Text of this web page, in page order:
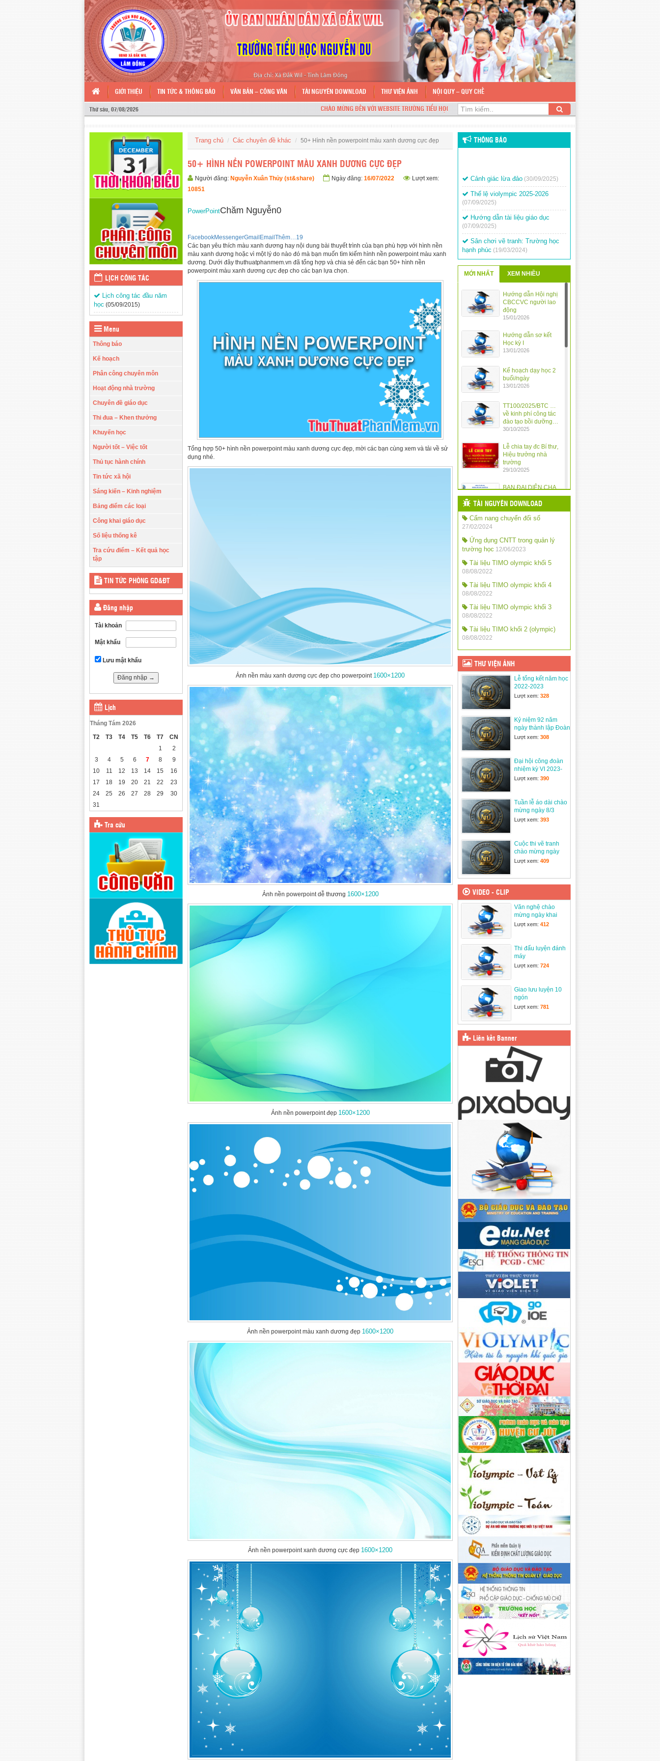
GIỚI THIỆU TIN TỨC & THÔNG BÁO VĂN BẢN – CÔNG VĂN TÀI NGUYÊN DOWNLOAD THƯ VIỆN ẢNH NỘI QUY – QUY CHẾ
Thứ sáu, 07/08/2026 CHÀO MỪNG ĐẾN VỚI WEBSITE TRƯỜNG TIỂU HỌC NGUYỄN DU
LỊCH CÔNG TÁC
Lịch công tác đầu năm
học (05/09/2015)
Menu
Thông báo
Kế hoạch
Phân công chuyên môn
Hoạt động nhà trường
Chuyên đề giáo dục
Thi đua – Khen thưởng
Khuyến học
Người tốt – Việc tốt
Thủ tục hành chính
Tin tức xã hội
Sáng kiến – Kinh nghiệm
Bảng điểm các loại
Công khai giáo dục
Số liệu thống kê
Tra cứu điểm – Kết quả học
tập
TIN TỨC PHÒNG GD&ĐT
Đăng nhập
Tài khoản
Mật khẩu
Lưu mật khẩu
Lịch
Tháng Tám 2026
T2
T3 T4 T5 T6 T7
CN
1
2
3
4 5 6 7 8
9
10
11 12 13 14 15
16
17
18 19 20 21 22
23
24
25 26 27 28 29
30
31
Tra cứu
Trang chủ Các chuyên đề khác 50+ Hình nền powerpoint màu xanh dương cực đẹp
50+ HÌNH NỀN POWERPOINT MÀU XANH DƯƠNG CỰC ĐẸP
Người đăng: Nguyễn Xuân Thủy (st&share) Ngày đăng: 16/07/2022
Lượt xem:
10851
PowerPointChăm Nguyễn0
FacebookMessengerGmailEmailThêm… 19
Các bạn yêu thích màu xanh dương hay nội dung bài thuyết trình của bạn phù hợp với hình nền
màu xanh dương hoặc vì một lý do nào đó mà bạn muốn tìm kiếm hình nền powerpoint màu xanh
dương. Dưới đây thuthuatphanmem.vn đã tổng hợp và chia sẻ đến các bạn 50+ hình nền
powerpoint màu xanh dương cực đẹp cho các bạn lựa chọn.
Tổng hợp 50+ hình nền powerpoint màu xanh dương cực đẹp, mời các bạn cùng xem và tải về sử
dụng nhé.
Ảnh nền màu xanh dương cực đẹp cho powerpoint 1600×1200
Ảnh nền powerpoint dễ thương 1600×1200
Ảnh nền powerpoint đẹp 1600×1200
Ảnh nền powerpoint màu xanh dương đẹp 1600×1200
Ảnh nền powerpoint xanh dương cực đẹp 1600×1200
THÔNG BÁO
Thể lệ violympic 2025-2026
(07/09/2025)
Hướng dẫn tài liệu giáo dục
(07/09/2025)
Sân chơi vẽ tranh: Trường học
hạnh phúc (19/03/2024)
Tập huấn sử dụng chữ ký số
Kế hoạch tổ chức ngày hội vui
Tổ chức Hội thi Olympic Tiếng
Việt – Toán Tuổi thơ cấp tiểu học
năm học 2023-2024
Tiếng Việt
(11/03/2024)
Cuộc thi vẽ tranh về Chiến thắng
Hội thi Giao lưu “Tiếng Việt của
chúng em”
(26/02/2024)
MỚI NHẤT XEM NHIỀU
Hướng dẫn Hội nghị
CBCCVC người lao
động
15/01/2026
Hướng dẫn sơ kết
Học kỳ I
13/01/2026
Kế hoạch dạy học 2
buổi/ngày
13/01/2026
TT100/2025/BTC …
về kinh phí công tác
đào tạo bồi dưỡng…
30/10/2025
Lễ chia tay đc Bí thư,
Hiệu trưởng nhà
trường
29/10/2025
BAN ĐẠI DIỆN CHA
MẸ HỌC SINH
TRƯỜNG TIỂU HỌC
NGUYỄN DU TRIỂN
KHAI KẾ HOẠCH HOẠT ĐỘNG NĂM
HỌC 2025 – 2026
Quy định chế độ trả
tiền lương dạy thêm
giờ đối với nhà giáo
dục công lập
24/09/2025
QĐ khen thưởng năm
mức độ chuyển đổi
số
23/09/2025
DỰ THẢO Nghị định
Quy định chính sách
tiền lương, chế độ
phụ cấp,…
31/07/2025
Trắc nghiệm Toán 5
19/07/2025
TRƯỜNG TIỂU HỌC
NGUYỄN DU ĐÓN
THIỆN NGUYỆN ĐẦY
Ý NGHĨA TỪ TRƯỜNG TIỂU HỌC LÊ
HOÀN – Q. Gò Vấp – TP. HCM
14/06/2025
Lễ tổng kết năm học
2024-2025
28/05/2025
Công Đoàn Viên Giỏi
3/2025
31/03/2025
Ngày Hội thiếu nhi
vui khỏe
24/03/2025
TÀI NGUYÊN DOWNLOAD
Cẩm nang chuyển đổi số
27/02/2024
Ứng dụng CNTT trong quản lý
trường học 12/06/2023
Tài liệu TIMO olympic khối 5
08/08/2022
Tài liệu TIMO olympic khối 4
08/08/2022
Tài liệu TIMO olympic khối 3
08/08/2022
Tài liệu TIMO khối 2 (olympic)
08/08/2022
THƯ VIỆN ẢNH
Lễ tổng kết năm học
2022-2023
Lượt xem: 328
Kỷ niệm 92 năm
ngày thành lập Đoàn
TNCSHCM
Lượt xem: 308
Đại hội công đoàn
nhiệm kỳ VI 2023-
2028
Lượt xem: 390
Tuần lễ áo dài chào
mừng ngày 8/3
Lượt xem: 393
Cuộc thi vẽ tranh
chào mừng ngày
thành lập Quân đội
Lượt xem: 409
VIDEO - CLIP
Văn nghệ chào
mừng ngày khai
giảng năm học mới
Lượt xem: 412
Thi đấu luyện đánh
máy
Lượt xem: 724
Giao lưu luyện 10
ngón
Lượt xem: 781
Liên kết Banner